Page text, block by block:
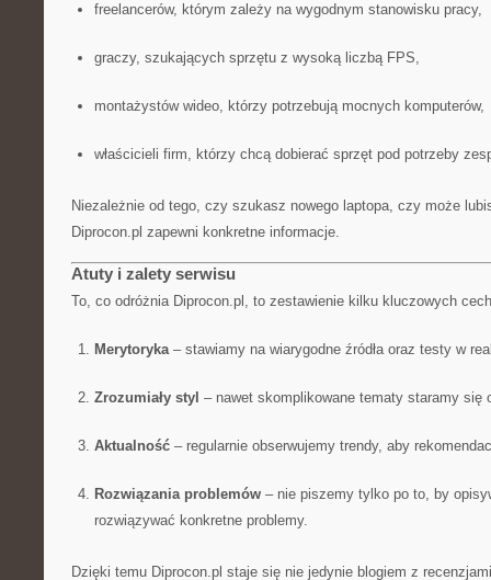
freelancerów, którym zależy na wygodnym stanowisku pracy,
graczy, szukających sprzętu z wysoką liczbą FPS,
montażystów wideo, którzy potrzebują mocnych komputerów,
właścicieli firm, którzy chcą dobierać sprzęt pod potrzeby
Niezależnie od tego, czy szukasz nowego laptopa, czy może
Diprocon.pl zapewni konkretne informacje.
Atuty i zalety serwisu
To, co odróżnia Diprocon.pl, to zestawienie kilku kluczowych
Merytoryka– stawiamy na wiarygodne źródła oraz testy w
Zrozumiały styl – nawet skomplikowane tematy staramy się
Aktualność– regularnie obserwujemy trendy, aby
Rozwiązania problemów– nie piszemy tylko po to, by
rozwiązywać konkretne problemy.
Dzięki temu Diprocon.pl staje się nie jedynie blogiem z